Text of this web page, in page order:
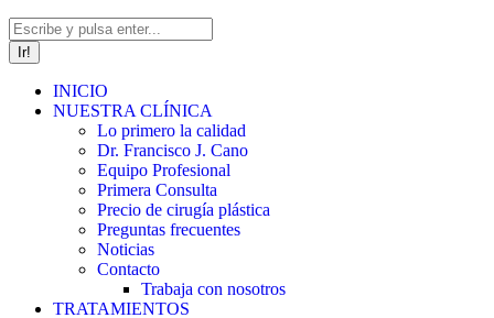
Buscar:
INICIO
NUESTRA CLÍNICA
Lo primero la calidad
Dr. Francisco J. Cano
Equipo Profesional
Primera Consulta
Precio de cirugía plástica
Preguntas frecuentes
Noticias
Contacto
Trabaja con nosotros
TRATAMIENTOS